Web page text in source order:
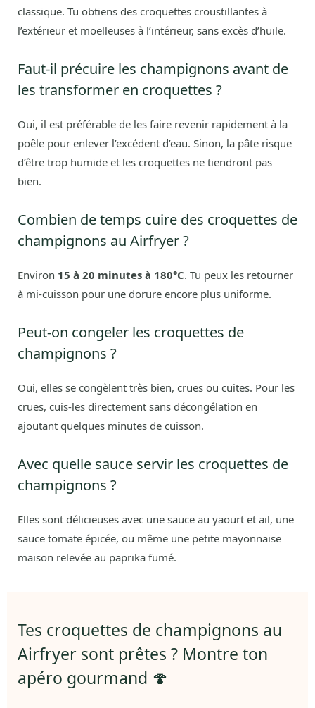
classique. Tu obtiens des croquettes croustillantes à
l’extérieur et moelleuses à l’intérieur, sans excès d’huile.
Faut-il précuire les champignons avant de
les transformer en croquettes ?
Oui, il est préférable de les faire revenir rapidement à la
poêle pour enlever l’excédent d’eau. Sinon, la pâte risque
d’être trop humide et les croquettes ne tiendront pas
bien.
Combien de temps cuire des croquettes de
champignons au Airfryer ?
Environ 15 à 20 minutes à 180°C. Tu peux les retourner
à mi-cuisson pour une dorure encore plus uniforme.
Peut-on congeler les croquettes de
champignons ?
Oui, elles se congèlent très bien, crues ou cuites. Pour les
crues, cuis-les directement sans décongélation en
ajoutant quelques minutes de cuisson.
Avec quelle sauce servir les croquettes de
champignons ?
Elles sont délicieuses avec une sauce au yaourt et ail, une
sauce tomate épicée, ou même une petite mayonnaise
maison relevée au paprika fumé.
Tes croquettes de champignons au
Airfryer sont prêtes ? Montre ton
apéro gourmand 🍄